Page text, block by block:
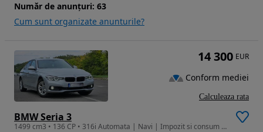
Număr de anunțuri: 63
Cum sunt organizate anunturile?
BMW Seria 3
1499 cm3 • 136 CP • 316i Automata | Navi | Impozit si consum mic
14 300 EUR
Conform mediei
Calculeaza rata